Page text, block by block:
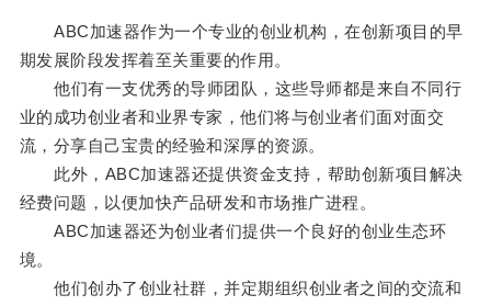
ABC加速器作为一个专业的创业机构，在创新项目的早
期发展阶段发挥着至关重要的作用。
他们有一支优秀的导师团队，这些导师都是来自不同行
业的成功创业者和业界专家，他们将与创业者们面对面交
流，分享自己宝贵的经验和深厚的资源。
此外，ABC加速器还提供资金支持，帮助创新项目解决
经费问题，以便加快产品研发和市场推广进程。
ABC加速器还为创业者们提供一个良好的创业生态环
境。
他们创办了创业社群，并定期组织创业者之间的交流和